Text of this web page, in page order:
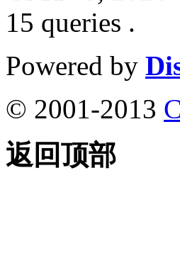
15 queries .
Powered by
© 2001-2013
返回顶部